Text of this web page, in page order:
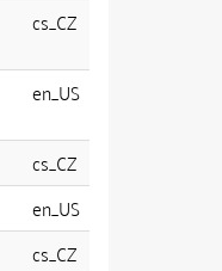
cs_CZ
en_US
cs_CZ
en_US
cs_CZ